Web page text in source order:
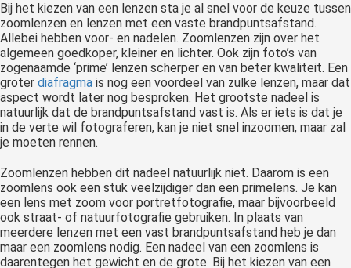
Bij het kiezen van een lenzen sta je al snel voor de keuze tussen
zoomlenzen en lenzen met een vaste brandpuntsafstand.
Allebei hebben voor- en nadelen. Zoomlenzen zijn over het
algemeen goedkoper, kleiner en lichter. Ook zijn foto’s van
zogenaamde ‘prime’ lenzen scherper en van beter kwaliteit. Een
groter diafragma is nog een voordeel van zulke lenzen, maar dat
aspect wordt later nog besproken. Het grootste nadeel is
natuurlijk dat de brandpuntsafstand vast is. Als er iets is dat je
in de verte wil fotograferen, kan je niet snel inzoomen, maar zal
je moeten rennen.
Zoomlenzen hebben dit nadeel natuurlijk niet. Daarom is een
zoomlens ook een stuk veelzijdiger dan een primelens. Je kan
een lens met zoom voor portretfotografie, maar bijvoorbeeld
ook straat- of natuurfotografie gebruiken. In plaats van
meerdere lenzen met een vast brandpuntsafstand heb je dan
maar een zoomlens nodig. Een nadeel van een zoomlens is
daarentegen het gewicht en de grote. Bij het kiezen van een